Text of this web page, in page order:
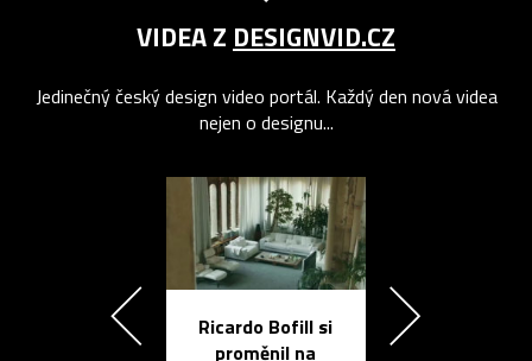
VIDEA Z DESIGNVID.CZ
Jedinečný český design video portál. Každý den nová videa
nejen o designu...
Ricardo Bofill si
proměnil na